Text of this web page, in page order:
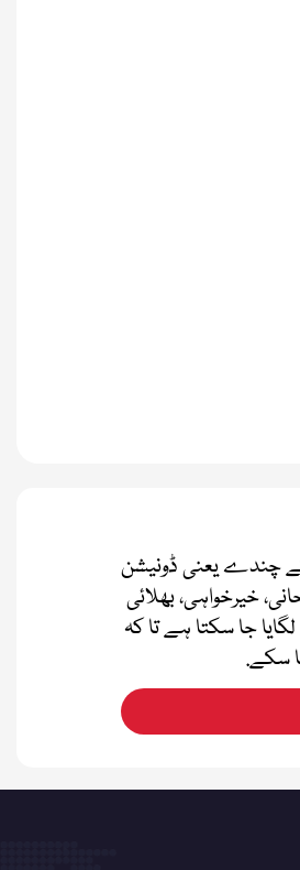
چندے یعنی ڈونیشن
خیرخواہی، بھلائی
جا سکتا ہے تا کہ
سکے.